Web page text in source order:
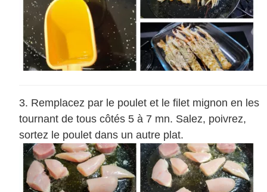
Remplacez par le poulet et le filet mignon en les
tournant de tous côtés 5 à 7 mn. Salez, poivrez,
sortez le poulet dans un autre plat.